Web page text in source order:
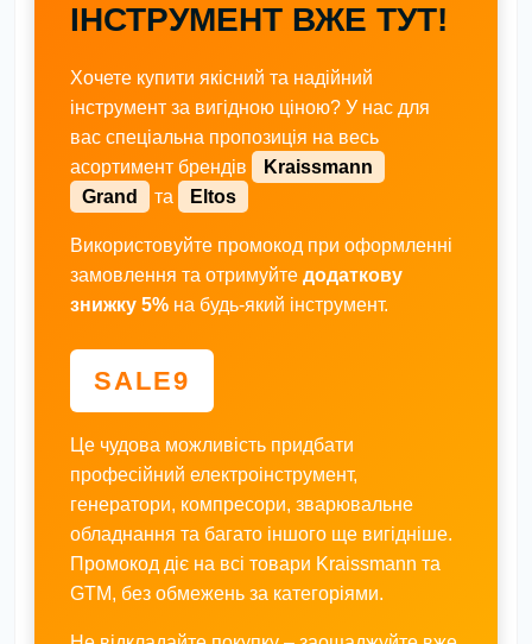
ІНСТРУМЕНТ ВЖЕ ТУТ!
Хочете купити якісний та надійний
інструмент за вигідною ціною? У нас для
вас спеціальна пропозиція на весь
асортимент брендів
Kraissmann
Grand
та Eltos
Використовуйте промокод при оформленні
замовлення та отримуйте додаткову
знижку 5% на будь-який інструмент.
SALE9
Це чудова можливість придбати
професійний електроінструмент,
генератори, компресори, зварювальне
обладнання та багато іншого ще вигідніше.
Промокод діє на всі товари Kraissmann та
GTM, без обмежень за категоріями.